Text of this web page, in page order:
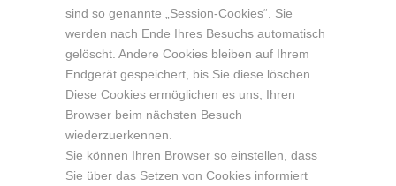
sind so genannte „Session-Cookies“. Sie
werden nach Ende Ihres Besuchs automatisch
gelöscht. Andere Cookies bleiben auf Ihrem
Endgerät gespeichert, bis Sie diese löschen.
Diese Cookies ermöglichen es uns, Ihren
Browser beim nächsten Besuch
wiederzuerkennen.
Sie können Ihren Browser so einstellen, dass
Sie über das Setzen von Cookies informiert